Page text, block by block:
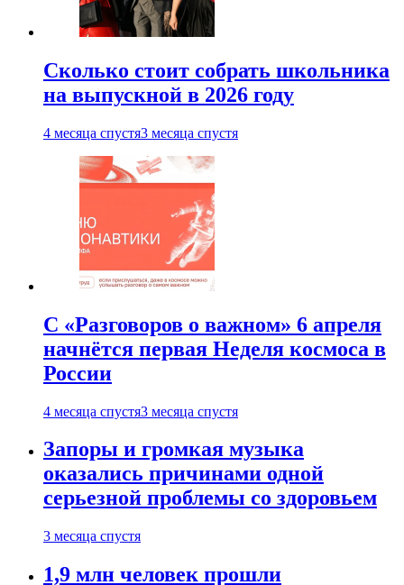
Сколько стоит собрать школьника
на выпускной в 2026 году
4 месяца спустя3 месяца спустя
С «Разговоров о важном» 6 апреля
начнётся первая Неделя космоса в
России
4 месяца спустя3 месяца спустя
Запоры и громкая музыка
оказались причинами одной
серьезной проблемы со здоровьем
3 месяца спустя
1,9 млн человек прошли